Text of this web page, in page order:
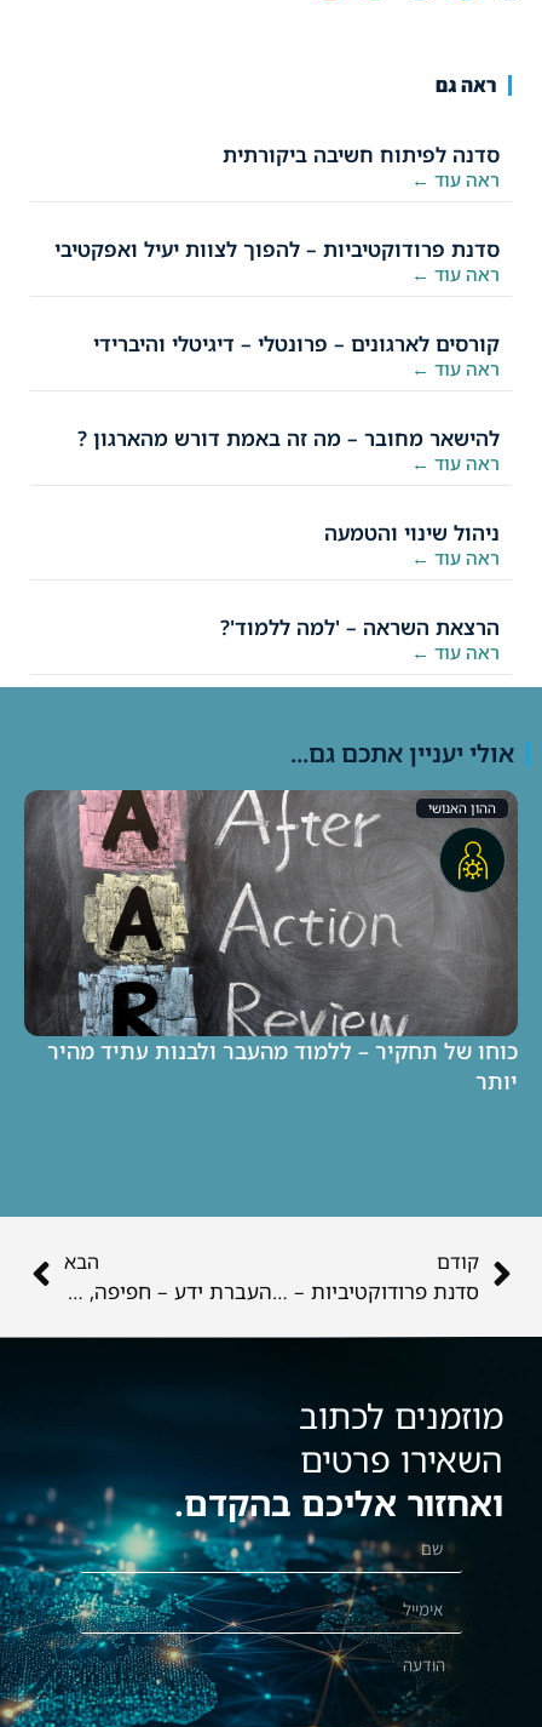
ראה גם
סדנה לפיתוח חשיבה ביקורתית
ראה עוד ←
סדנת פרודוקטיביות – להפוך לצוות יעיל ואפקטיבי
ראה עוד ←
קורסים לארגונים – פרונטלי – דיגיטלי והיברידי
ראה עוד ←
להישאר מחובר – מה זה באמת דורש מהארגון ?
ראה עוד ←
ניהול שינוי והטמעה
ראה עוד ←
הרצאת השראה – 'למה ללמוד'?
ראה עוד ←
ההון האנושי
כוחו של תחקיר – ללמוד מהעבר ולבנות עתיד מהיר
יותר
אולי יעניין אתכם גם...
קודם
סדנת פרודוקטיביות – להפוך לצוות יעיל ואפקטיבי
הבא
העברת ידע – חפיפה, חניכה, סיום תפקיד ומה שביניהם
מוזמנים לכתוב
השאירו פרטים
ואחזור אליכם בהקדם.